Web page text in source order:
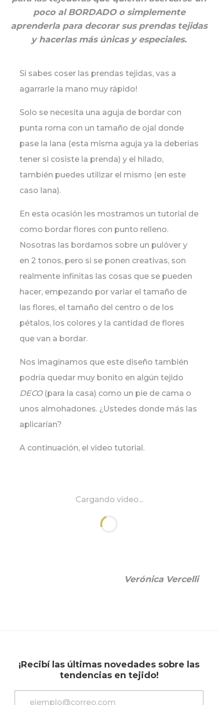
poco al BORDADO o simplemente
aprenderla para decorar sus prendas tejidas
y hacerlas más únicas y especiales.
Si sabes coser las prendas tejidas, vas a
agarrarle la mano muy rápido!
Solo se necesita una aguja de bordar con
punta roma con un tamaño de ojal donde
pase la lana (esta misma aguja ya la deberías
tener si cosiste la prenda) y el hilado,
también puedes utilizar el mismo (en este
caso lana).
En esta ocasión les mostramos un tutorial de
como bordar flores con punto relleno.
Nosotras las bordamos sobre un pulóver y
en 2 tonos, pero si se ponen creativas, son
realmente infinitas las cosas que se pueden
hacer, empezando por variar el tamaño de
las flores, el tamaño del centro o de los
pétalos, los colores y la cantidad de flores
que van a bordar.
Nos imaginamos que este diseño también
podría quedar muy bonito en algún tejido
DECO(para la casa) como un pie de cama o
unos almohadones. ¿Ustedes donde más las
aplicarían?
A continuación, el video tutorial.
Cargando video...
Verónica Vercelli
¡Recibí las últimas novedades sobre las
tendencias en tejido!